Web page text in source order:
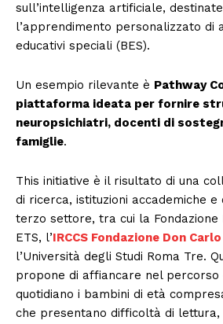
sull’intelligenza artificiale,
l’apprendimento personalizzato di
educativi speciali (BES).
Un esempio rilevante è Pathway
piattaforma ideata per fornire
neuropsichiatri, docenti di
famiglie.
This initiative è il risultato di una
di ricerca, istituzioni accademiche e
terzo settore, tra cui la Fondazione
ETS, l’IRCCS Fondazione Don
l’Università degli Studi Roma Tre.
propone di affiancare nel percorso
quotidiano i bambini di età
che presentano difficoltà di lettura,